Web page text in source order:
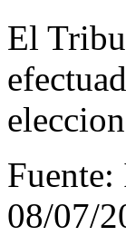
El
Fuente:
08/07/